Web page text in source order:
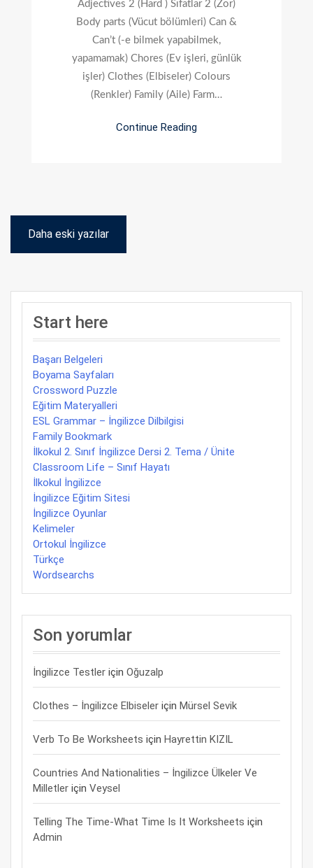
Adjectives 2 (Hard ) Sıfatlar 2 (Zor)
Body parts (Vücut bölümleri) Can &
Can’t (-e bilmek yapabilmek,
yapamamak) Chores (Ev işleri, günlük
işler) Clothes (Elbiseler) Colours
(Renkler) Family (Aile) Farm…
Continue Reading
Yazı
gezinmesi
Daha eski yazılar
Start here
Başarı Belgeleri
Boyama Sayfaları
Crossword Puzzle
Eğitim Materyalleri
ESL Grammar – İngilizce Dilbilgisi
Family Bookmark
İlkokul 2. Sınıf İngilizce Dersi 2. Tema / Ünite
Classroom Life – Sınıf Hayatı
İlkokul İngilizce
İngilizce Eğitim Sitesi
İngilizce Oyunlar
Kelimeler
Ortokul İngilizce
Türkçe
Wordsearchs
Son yorumlar
İngilizce Testler için Oğuzalp
Clothes – İngilizce Elbiseler için Mürsel Sevik
Verb To Be Worksheets için Hayrettin KIZIL
Countries And Nationalities – İngilizce Ülkeler Ve
Milletler için Veysel
Telling The Time-What Time Is It Worksheets için
Admin